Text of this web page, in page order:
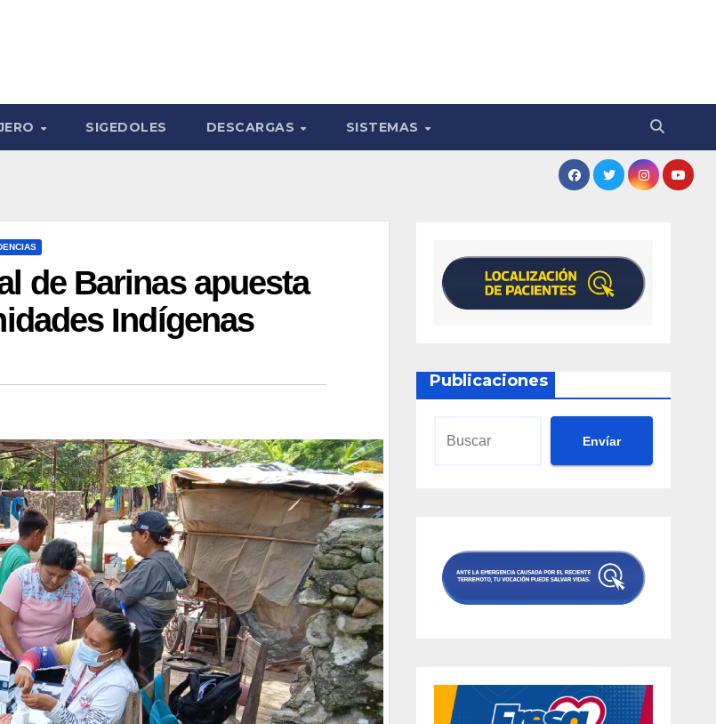
SIGEDOLES DESCARGAS SISTEMAS
de Barinas apuesta
Indígenas
Publicaciones
Envíar